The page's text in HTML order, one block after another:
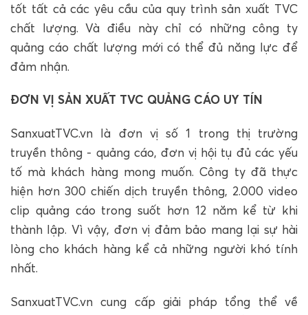
tốt tất cả các yêu cầu của quy trình sản xuất TVC
chất lượng. Và điều này chỉ có những công ty
quảng cáo chất lượng mới có thể đủ năng lực để
đảm nhận.
ĐƠN VỊ SẢN XUẤT TVC QUẢNG CÁO UY TÍN
SanxuatTVC.vn là đơn vị số 1 trong thị trường
truyền thông - quảng cáo, đơn vị hội tụ đủ các yếu
tố mà khách hàng mong muốn. Công ty đã thực
hiện hơn 300 chiến dịch truyền thông, 2.000 video
clip quảng cáo trong suốt hơn 12 năm kể từ khi
thành lập. Vì vậy, đơn vị đảm bảo mang lại sự hài
lòng cho khách hàng kể cả những người khó tính
nhất.
SanxuatTVC.vn cung cấp giải pháp tổng thể về